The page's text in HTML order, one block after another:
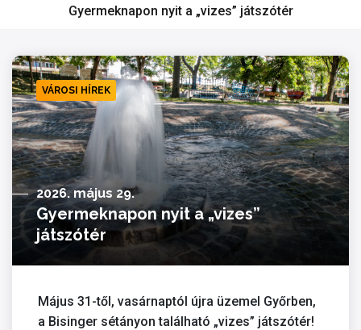
Gyermeknapon nyit a „vizes” játszótér
VÁROSI HÍREK
2026. május 29.
Gyermeknapon nyit a „vizes”
játszótér
Május 31-től, vasárnaptól újra üzemel Győrben,
a Bisinger sétányon található „vizes” játszótér!